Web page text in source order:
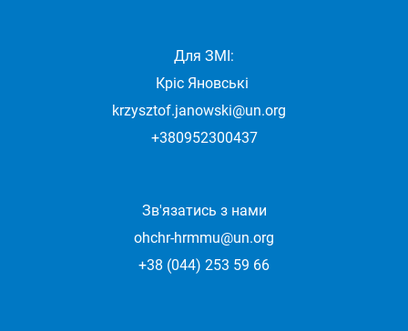
Для ЗМІ:
Кріс Яновські
krzysztof.janowski@un.org
+380952300437
Зв'язатись з нами
ohchr-hrmmu@un.org
+38 (044) 253 59 66